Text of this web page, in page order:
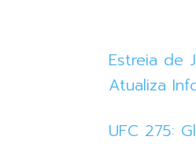
Estreia de
Atualiza
UFC 275: